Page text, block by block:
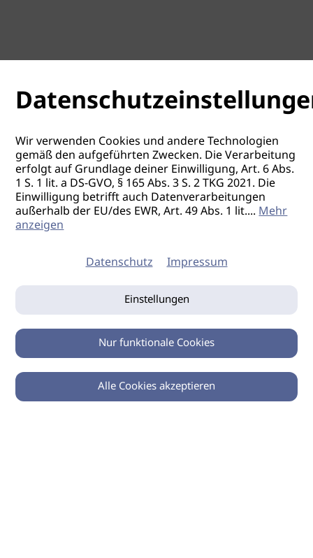
0
Wir verwenden Cookies und andere Technologien
gemäß den aufgeführten Zwecken. Die Verarbeitung
erfolgt auf Grundlage deiner Einwilligung, Art. 6 Abs.
1 S. 1 lit. a DS-GVO, § 165 Abs. 3 S. 2 TKG 2021. Die
Einwilligung betrifft auch Datenverarbeitungen
außerhalb der EU/des EWR, Art. 49 Abs. 1 lit....Mehr
anzeigen
Datenschutz Impressum
Einstellungen
Nur funktionale Cookies
Alle Cookies akzeptieren